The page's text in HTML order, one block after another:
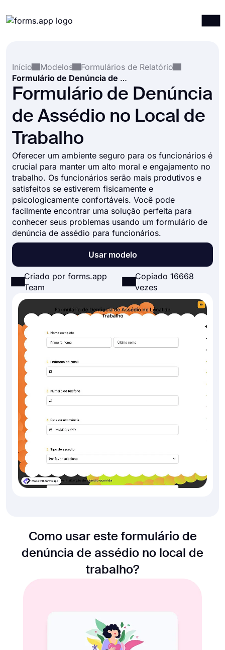
Integrações
Modelos
Recursos
Início
Modelos
Formulários de Relatório
Formulário de Denúncia de Assédio no Local de Trabalho
Formulário de Denúncia
de Assédio no Local de
Trabalho
Oferecer um ambiente seguro para os funcionários é
crucial para manter um alto moral e engajamento no
trabalho. Os funcionários serão mais produtivos e
satisfeitos se estiverem fisicamente e
psicologicamente confortáveis. Você pode
facilmente encontrar uma solução perfeita para
conhecer seus problemas usando um formulário de
denúncia de assédio para funcionários.
Usar modelo
Criado por forms.app
Team
Copiado 16668
vezes
Como usar este formulário de
denúncia de assédio no local de
trabalho?